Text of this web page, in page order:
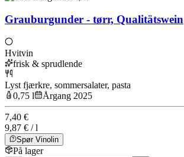
Grauburgunder - tørr, Qualitätswein
Hvitvin
frisk & sprudlende
Lyst fjærkre, sommersalater, pasta
0,75 l
Årgang 2025
7,40 €
9,87 € / l
Spør Vinolin
På lager